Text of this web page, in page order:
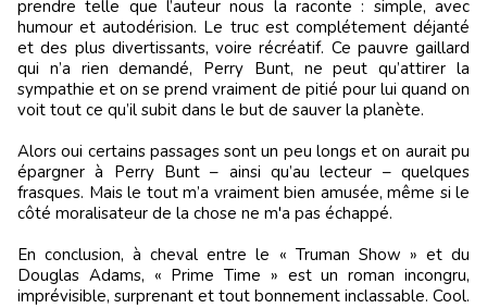
prendre telle que l’auteur nous la raconte : simple, avec
humour et autodérision. Le truc est complétement déjanté
et des plus divertissants, voire récréatif. Ce pauvre gaillard
qui n’a rien demandé, Perry Bunt, ne peut qu’attirer la
sympathie et on se prend vraiment de pitié pour lui quand on
voit tout ce qu’il subit dans le but de sauver la planète.
Alors oui certains passages sont un peu longs et on aurait pu
épargner à Perry Bunt – ainsi qu’au lecteur – quelques
frasques. Mais le tout m’a vraiment bien amusée, même si le
côté moralisateur de la chose ne m'a pas échappé.
En conclusion, à cheval entre le « Truman Show » et du
Douglas Adams, « Prime Time » est un roman incongru,
imprévisible, surprenant et tout bonnement inclassable. Cool.